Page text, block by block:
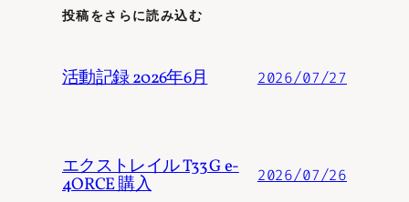
投稿をさらに読み込む
活動記録 2026年6月 2026/07/27
エクストレイル T33 G e-
4ORCE 購入 2026/07/26